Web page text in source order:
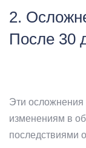
2.
После 30
Эти осложнения
изменениям в
последствиями